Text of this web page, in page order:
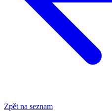
Zpět na seznam